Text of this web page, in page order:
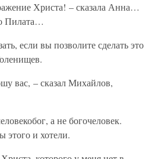
Христа! – сказала Анна…
Пилата…
если вы позволите сделать это
вас, – сказал Михайлов,
а не богочеловек.
этого и хотели.